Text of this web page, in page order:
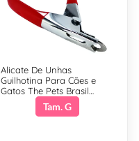
Alicate De Unhas
Guilhotina Para Cães e
Gatos The Pets Brasil
Vermelho - Tam. g
Tam. G